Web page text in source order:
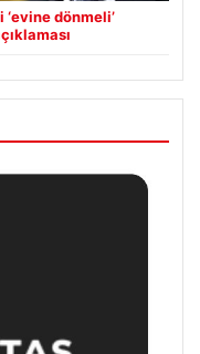
dönmeli’